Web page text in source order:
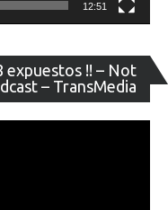
12:51
expuestos !! – Not
– TransMedia
de